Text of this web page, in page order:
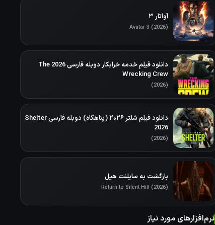
آواتار ۳
Avatar 3 (2026)
دانلود فیلم خدمه خرابکار دوبله فارسی 2026 The
Wrecking Crew
(2026)
دانلود فیلم شلتر ۲۰۲۶ (پناهگاه) دوبله فارسی Shelter
2026
(2026)
بازگشت به سایلنت هیل
Return to Silent Hill (2026)
نرم‌افزارهای مورد نیاز